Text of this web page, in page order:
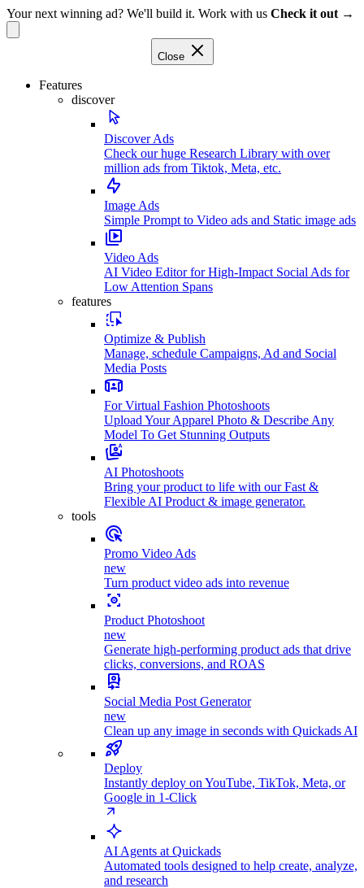
Your next winning ad? We'll build it. Work with us Check it out →
Close
Features
discover
Discover Ads
Check our huge Research Library with over
million ads from Tiktok, Meta, etc.
Image Ads
Simple Prompt to Video ads and Static image ads
Video Ads
AI Video Editor for High-Impact Social Ads for
Low Attention Spans
features
Optimize & Publish
Manage, schedule Campaigns, Ad and Social
Media Posts
For Virtual Fashion Photoshoots
Upload Your Apparel Photo & Describe Any
Model To Get Stunning Outputs
AI Photoshoots
Bring your product to life with our Fast &
Flexible AI Product & image generator.
tools
Promo Video Ads
new
Turn product video ads into revenue
Product Photoshoot
new
Generate high-performing product ads that drive
clicks, conversions, and ROAS
Social Media Post Generator
new
Clean up any image in seconds with Quickads AI
Deploy
Instantly deploy on YouTube, TikTok, Meta, or
Google in 1-Click
AI Agents at Quickads
Automated tools designed to help create, analyze,
and research